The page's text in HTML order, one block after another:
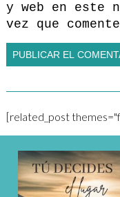
y web en este
vez que
[related_post